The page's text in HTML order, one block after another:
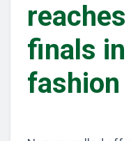
finals
fashion